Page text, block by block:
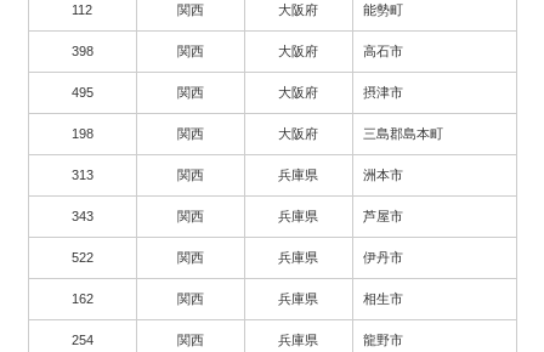
112 関西 大阪府 能勢町
398 関西 大阪府 高石市
495 関西 大阪府 摂津市
198 関西 大阪府 三島郡島本町
313 関西 兵庫県 洲本市
343 関西 兵庫県 芦屋市
522 関西 兵庫県 伊丹市
162 関西 兵庫県 相生市
254 関西 兵庫県 龍野市